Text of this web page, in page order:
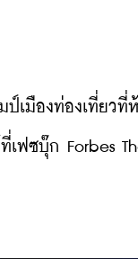
ป์เมืองท่องเที่ยว
เฟซบุ๊ก Forbes